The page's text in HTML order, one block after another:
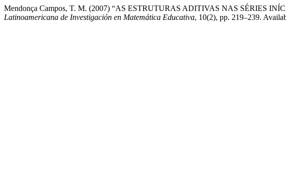
Mendonça Campos, T. M. (2007) “AS ESTRUTURAS ADITIVAS NAS SÉRIES
Latinoamericana de Investigación en Matemática Educativa, 10(2), pp. 219–239.